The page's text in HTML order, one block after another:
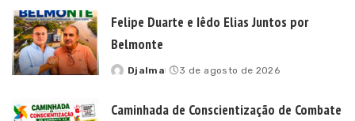
Felipe Duarte e Iêdo Elias Juntos por
Belmonte
Posted
Djalma 3 de agosto de 2026
Caminhada de Conscientização de Combate